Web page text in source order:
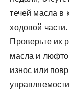
течей масла в
ходовой
Проверьте их
масла и
износ или